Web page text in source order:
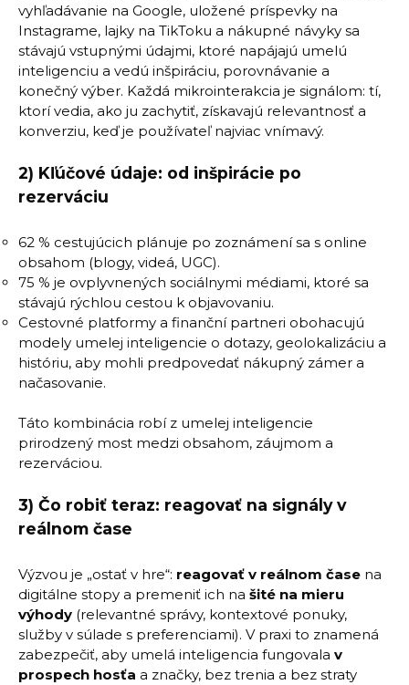
vyhľadávanie na Google, uložené príspevky na
Instagrame, lajky na TikToku a nákupné návyky sa
stávajú vstupnými údajmi, ktoré napájajú umelú
inteligenciu a vedú inšpiráciu, porovnávanie a
konečný výber. Každá mikrointerakcia je signálom: tí,
ktorí vedia, ako ju zachytiť, získavajú relevantnosť a
konverziu, keď je používateľ najviac vnímavý.
2) Kľúčové údaje: od inšpirácie po
rezerváciu
62 % cestujúcich plánuje po zoznámení sa s online
obsahom (blogy, videá, UGC).
75 % je ovplyvnených sociálnymi médiami, ktoré sa
stávajú rýchlou cestou k objavovaniu.
Cestovné platformy a finanční partneri obohacujú
modely umelej inteligencie o dotazy, geolokalizáciu a
históriu, aby mohli predpovedať nákupný zámer a
načasovanie.
Táto kombinácia robí z umelej inteligencie
prirodzený most medzi obsahom, záujmom a
rezerváciou.
3) Čo robiť teraz: reagovať na signály v
reálnom čase
Výzvou je „ostať v hre“: reagovať v reálnom čase na
digitálne stopy a premeniť ich na šité na mieru
výhody (relevantné správy, kontextové ponuky,
služby v súlade s preferenciami). V praxi to znamená
zabezpečiť, aby umelá inteligencia fungovala v
prospech hosťa a značky, bez trenia a bez straty